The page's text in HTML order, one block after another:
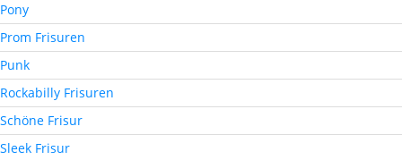
Pony
Prom Frisuren
Punk
Rockabilly Frisuren
Schöne Frisur
Sleek Frisur